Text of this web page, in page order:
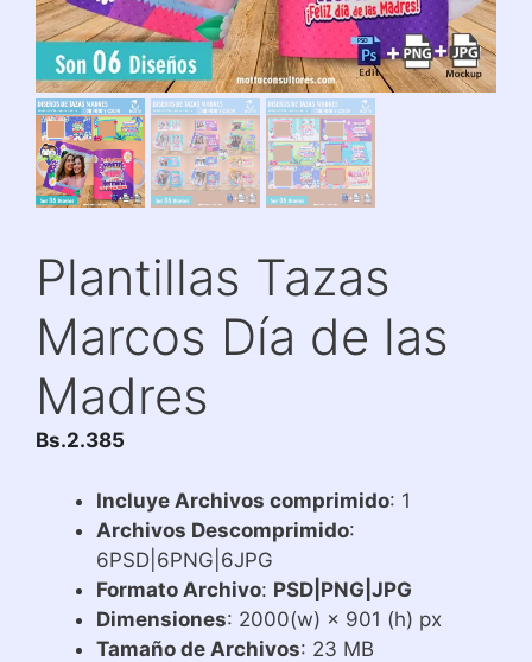
Plantillas Tazas
Marcos Día de las
Madres
Bs.2.385
Incluye Archivos comprimido: 1
Archivos Descomprimido:
6PSD|6PNG|6JPG
Formato Archivo: PSD|PNG|JPG
Dimensiones: 2000(w) × 901 (h) px
Tamaño de Archivos: 23 MB